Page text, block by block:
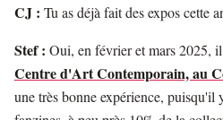
CJ : Tu as déjà fait des expos cette
Stef : Oui, en février et mars 2025,
Centre d'Art Contemporain, au
une très bonne expérience, puisqu'il